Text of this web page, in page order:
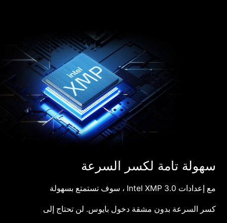
سهولة تامة لكسر السرعة
مع إعدادات Intel XMP 3.0 ، سوف تستمتع بسهولة
كسر السرعة بدون مشقة دخول بايوس. لن تحتاج إلى